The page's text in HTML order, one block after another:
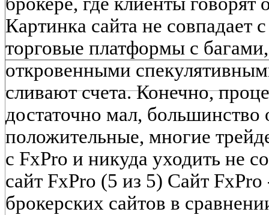
Картинка сайта не
торговые платформы с
откровенными
сливают счета. Конечно,
достаточно мал, большинство
положительные, многие
с FxPro и никуда уходить не
сайт FxPro (5 из 5) Сайт
брокерских сайтов в